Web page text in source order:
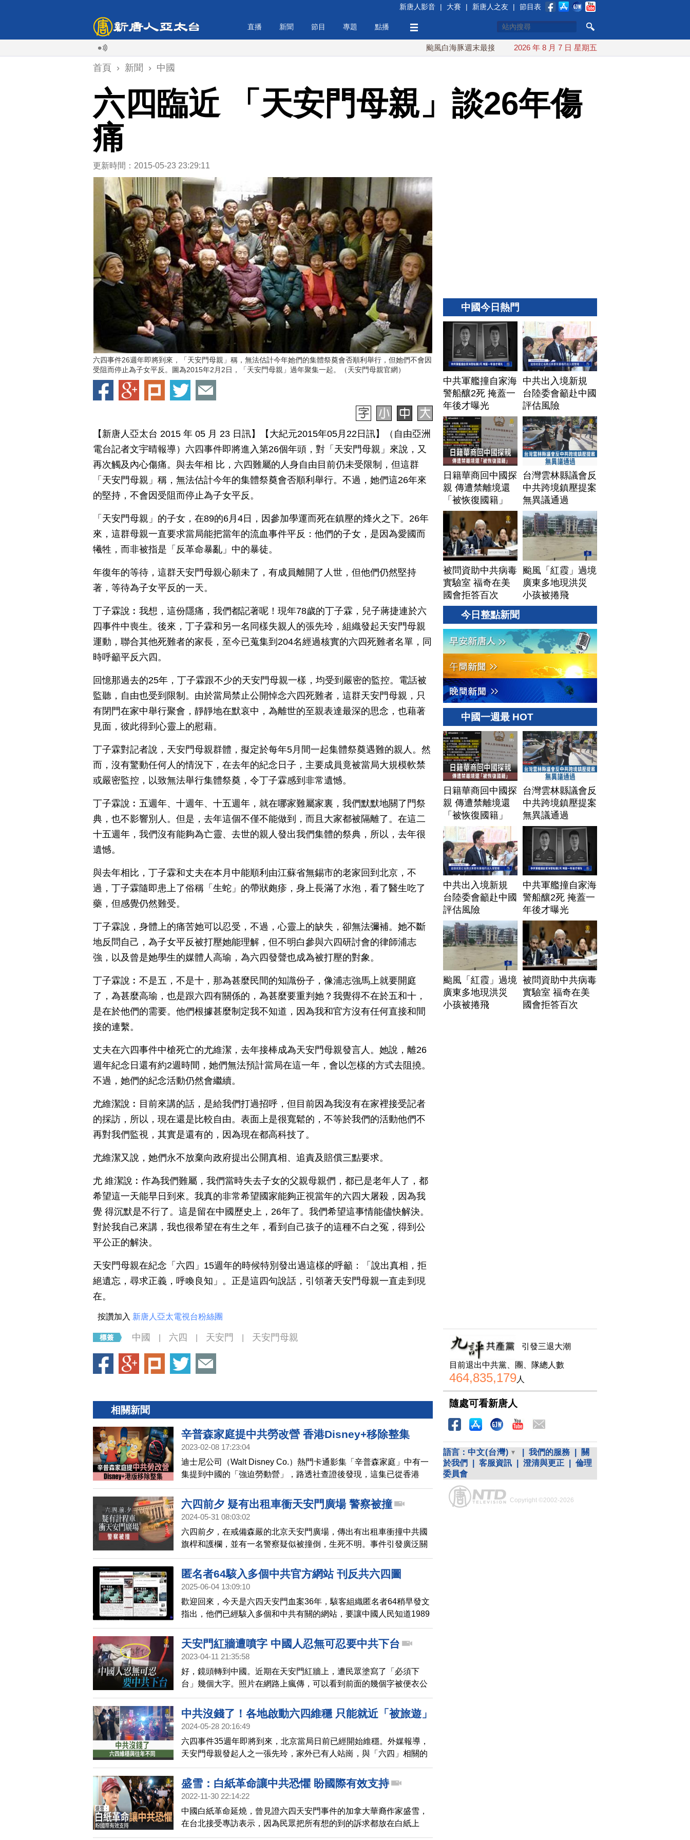
新唐人影音 | 大賽 | 新唐人之友 | 節目表
直播 新聞 節目 專題 點播
颱風白海豚週末最接近台灣 最快9日可能登陸中國 台灣漢光首結合城鎮演習
2026 年 8 月 7 日 星期五
首頁 › 新聞 › 中國
六四臨近 「天安門母親」談26年傷
痛
更新時間：2015-05-23 23:29:11
六四事件26週年即將到來，「天安門母親」稱，無法估計今年她們的集體祭奠會否順利舉行，但她們不會因
受阻而停止為子女平反。圖為2015年2月2日，「天安門母親」過年聚集一起。（天安門母親官網）
【新唐人亞太台 2015 年 05 月 23 日訊】【大紀元2015年05月22日訊】（自由亞洲
電台記者文宇晴報導）六四事件即將進入第26個年頭，對「天安門母親」來說，又
再次觸及內心傷痛。與去年相 比，六四難屬的人身自由目前仍未受限制，但這群
「天安門母親」稱，無法估計今年的集體祭奠會否順利舉行。不過，她們這26年來
的堅持，不會因受阻而停止為子女平反。
「天安門母親」的子女，在89的6月4日，因參加學運而死在鎮壓的烽火之下。26年
來，這群母親一直要求當局能把當年的流血事件平反：他們的子女，是因為愛國而
犧牲，而非被指是「反革命暴亂」中的暴徒。
年復年的等待，這群天安門母親心願未了，有成員離開了人世，但他們仍然堅持
著，等待為子女平反的一天。
丁子霖說︰我想，這份隱痛，我們都記著呢！現年78歲的丁子霖，兒子蔣捷連於六
四事件中喪生。後來，丁子霖和另一名同樣失親人的張先玲，組織發起天安門母親
運動，聯合其他死難者的家長，至今已蒐集到204名經過核實的六四死難者名單，同
時呼籲平反六四。
回憶那過去的25年，丁子霖跟不少的天安門母親一樣，均受到嚴密的監控。電話被
監聽，自由也受到限制。由於當局禁止公開悼念六四死難者，這群天安門母親，只
有閉門在家中舉行聚會，靜靜地在默哀中，為離世的至親表達最深的思念，也藉著
見面，彼此得到心靈上的慰藉。
丁子霖對記者說，天安門母親群體，擬定於每年5月間一起集體祭奠遇難的親人。然
而，沒有驚動任何人的情況下，在去年的紀念日子，主要成員竟被當局大規模軟禁
或嚴密監控，以致無法舉行集體祭奠，令丁子霖感到非常遺憾。
丁子霖說︰五週年、十週年、十五週年，就在哪家難屬家裏，我們默默地關了門祭
典，也不影響別人。但是，去年這個不僅不能做到，而且大家都被隔離了。在這二
十五週年，我們沒有能夠為亡靈、去世的親人發出我們集體的祭典，所以，去年很
遺憾。
與去年相比，丁子霖和丈夫在本月中能順利由江蘇省無錫市的老家回到北京，不
過，丁子霖隨即患上了俗稱「生蛇」的帶狀皰疹，身上長滿了水泡，看了醫生吃了
藥，但感覺仍然難受。
丁子霖說，身體上的痛苦她可以忍受，不過，心靈上的缺失，卻無法彌補。她不斷
地反問自己，為子女平反被打壓她能理解，但不明白參與六四研討會的律師浦志
強，以及曾是她學生的媒體人高瑜，為六四發聲也成為被打壓的對象。
丁子霖說︰不是五，不是十，那為甚麼民間的知識份子，像浦志強馬上就要開庭
了，為甚麼高瑜，也是跟六四有關係的，為甚麼要重判她？我覺得不在於五和十，
是在於他們的需要。他們根據甚麼制定我不知道，因為我和官方沒有任何直接和間
接的連繫。
丈夫在六四事件中槍死亡的尤維潔，去年接棒成為天安門母親發言人。她說，離26
週年紀念日還有約2週時間，她們無法預計當局在這一年，會以怎樣的方式去阻撓。
不過，她們的紀念活動仍然會繼續。
尤維潔說︰目前來講的話，是給我們打過招呼，但目前因為我沒有在家裡接受記者
的採訪，所以，現在還是比較自由。表面上是很寬鬆的，不等於我們的活動他們不
再對我們監視，其實是還有的，因為現在都高科技了。
尤維潔又說，她們永不放棄向政府提出公開真相、追責及賠償三點要求。
尤 維潔說︰作為我們難屬，我們當時失去子女的父親母親們，都已是老年人了，都
希望這一天能早日到來。我真的非常希望國家能夠正視當年的六四大屠殺，因為我
覺 得沉默是不行了。這是留在中國歷史上，26年了。我們希望這事情能儘快解決。
對於我自己來講，我也很希望在有生之年，看到自己孩子的這種不白之冤，得到公
平公正的解決。
天安門母親在紀念「六四」15週年的時候特別發出過這樣的呼籲：「說出真相，拒
絕遺忘，尋求正義，呼喚良知」。正是這四句說話，引領著天安門母親一直走到現
在。
按讚加入 新唐人亞太電視台粉絲團
中國 六四 天安門 天安門母親
相關新聞
辛普森家庭提中共勞改營 香港Disney+移除整集
2023-02-08 17:23:04
迪士尼公司（Walt Disney Co.）熱門卡通影集「辛普森家庭」中有一
集提到中國的「強迫勞動營」，路透社查證後發現，這集已從香港
Disney+串流服務中移除。
六四前夕 疑有出租車衝天安門廣場 警察被撞
2024-05-31 08:03:02
六四前夕，在戒備森嚴的北京天安門廣場，傳出有出租車衝撞中共國
旗桿和護欄，並有一名警察疑似被撞倒，生死不明。事件引發廣泛關
注。
匿名者64駭入多個中共官方網站 刊反共六四圖
2025-06-04 13:09:10
歡迎回來，今天是六四天安門血案36年，駭客組織匿名者64稍早發文
指出，他們已經駭入多個和中共有關的網站，要讓中國人民知道1989
年6月4日中共在天安門屠殺百姓真相。
天安門紅牆遭噴字 中國人忍無可忍要中共下台
2023-04-11 21:35:58
好，鏡頭轉到中國。近期在天安門紅牆上，遭民眾塗寫了「必須下
台」幾個大字。照片在網路上瘋傳，可以看到前面的幾個字被便衣公
安拿白布擋住，但止不住社群媒體快速傳播。外界議論被遮住的字
中，有共產黨三個字，這已經不是中國民眾第一次在抗議中共暴政，
先前也有民眾在北京海淀區四通橋掛反共標語，此外北京廁所也到處
中共沒錢了！各地啟動六四維穩 只能就近「被旅遊」
2024-05-28 20:16:49
六四事件35週年即將到來，北京當局日前已經開始維穩。外媒報導，
天安門母親發起人之一張先玲，家外已有人站崗，與「六四」相關的
維權人士也陸續「被旅遊」。不過，由於中國經濟太差，政府沒錢，
今年針對「六四」的維穩工作與往年有所不同，多位敏感人士「被旅
遊」的範圍大減，只能就近被帶到住家附近。
盛雪：白紙革命讓中共恐懼 盼國際有效支持
2022-11-30 22:14:22
中國白紙革命延燒，曾見證六四天安門事件的加拿大華裔作家盛雪，
在台北接受專訪表示，因為民眾把所有想的到的訴求都放在白紙上
了，這點讓中共感到恐懼。並呼籲國際社會要扮演重要後盾，預做制
中國今日熱門
中共軍艦撞自家海
警船釀2死 掩蓋一
年後才曝光
中共出入境新規
台陸委會籲赴中國
評估風險
日籍華商回中國探
親 傳遭禁離境還
「被恢復國籍」
台灣雲林縣議會反
中共跨境鎮壓提案
無異議通過
被問資助中共病毒
實驗室 福奇在美
國會拒答百次
颱風「紅霞」過境
廣東多地現洪災
小孩被捲飛
今日整點新聞
中國一週最 HOT
日籍華商回中國探
親 傳遭禁離境還
「被恢復國籍」
台灣雲林縣議會反
中共跨境鎮壓提案
無異議通過
中共出入境新規
台陸委會籲赴中國
評估風險
中共軍艦撞自家海
警船釀2死 掩蓋一
年後才曝光
颱風「紅霞」過境
廣東多地現洪災
小孩被捲飛
被問資助中共病毒
實驗室 福奇在美
國會拒答百次
引發三退大潮
目前退出中共黨、團、隊總人數
464,835,179人
隨處可看新唐人
語言： 中文(台灣) 我們的服務
關
於我們
客服資訊 澄清與更正
倫理
委員會
Copyright ©2002-2026